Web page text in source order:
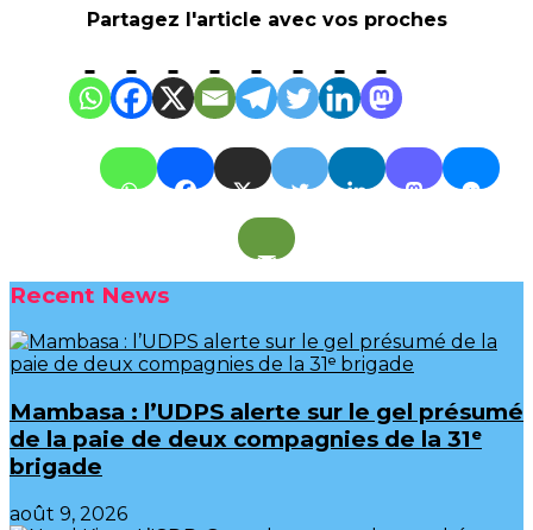
Partagez l'article avec vos proches
Recent News
Mambasa : l’UDPS alerte sur le gel présumé
de la paie de deux compagnies de la 31ᵉ
brigade
août 9, 2026